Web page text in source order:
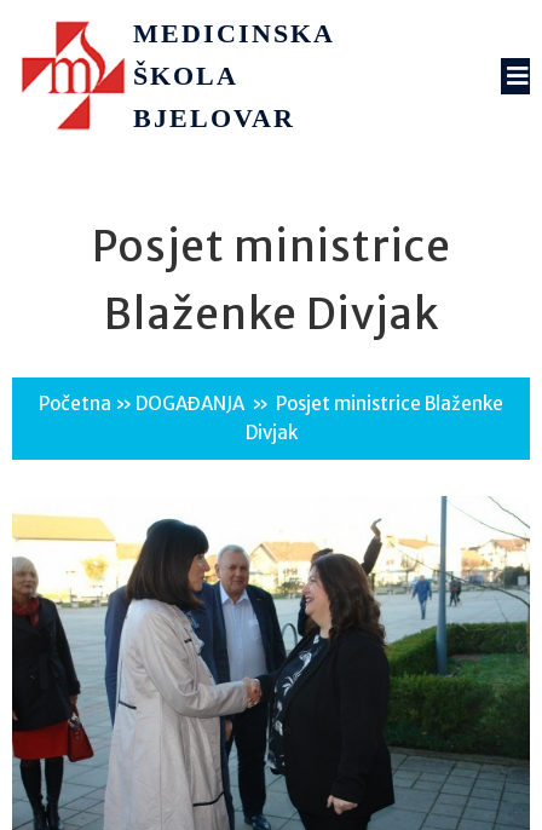
MEDICINSKA
ŠKOLA
BJELOVAR
Posjet ministrice
Blaženke Divjak
Početna » DOGAĐANJA » Posjet ministrice Blaženke
Divjak